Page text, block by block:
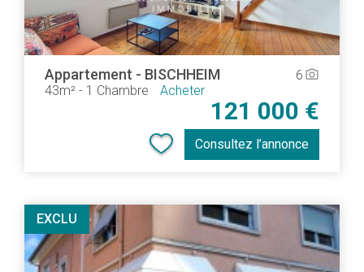
Appartement - BISCHHEIM
43m² - 1 Chambre Acheter
6 camera_alt
121 000 €
Consultez l’annonce
EXCLU